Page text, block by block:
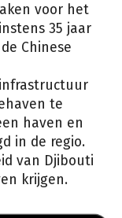
voor het
35 jaar
Chinese
te
haven en
in de regio.
van Djibouti
krijgen.